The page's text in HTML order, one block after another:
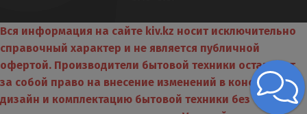
Вся информация на сайте kiv.kz носит исключительно
справочный характер и не является публичной
офертой. Производители бытовой техники оставляют
за собой право на внесение изменений в конструкцию,
дизайн и комплектацию бытовой техники без